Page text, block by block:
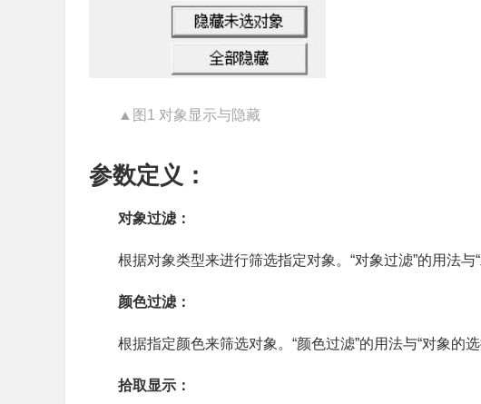
▲图1 对象显示与隐藏
参数定义：
对象过滤：
根据对象类型来进行筛选指定对象。“对象过滤”的用法与
颜色过滤：
根据指定颜色来筛选对象。“颜色过滤”的用法与“对象的
拾取显示：